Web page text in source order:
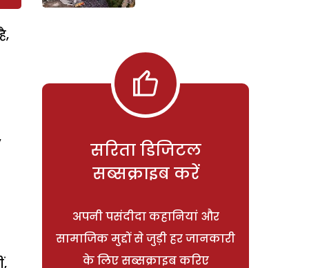
सरिता डिजिटल
सब्सक्राइब करें
अपनी पसंदीदा कहानियां और
सामाजिक मुद्दों से जुड़ी हर जानकारी
के लिए सब्सक्राइब करिए